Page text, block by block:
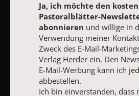
NACH OBEN
Ja, ich möchte den
Pastoralblätter-
abonnieren und willige in
Verwendung meiner
Zweck des E-Mail-
Verlag Herder ein. Den
E-Mail-Werbung kann ich
abbestellen.
Ich bin einverstanden, dass